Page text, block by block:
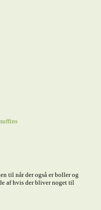
til når der også er boller og
af hvis der bliver noget til